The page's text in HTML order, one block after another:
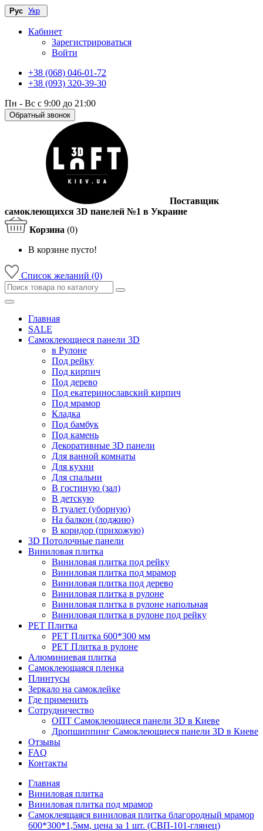
Рус Укр
Кабинет
Зарегистрироваться
Войти
+38 (068) 046-01-72
+38 (093) 320-39-30
Пн - Вс с 9:00 до 21:00
Обратный звонок
Поставщик
самоклеющихся 3D панелей №1 в Украине
Корзина (0)
В корзине пусто!
Список желаний (0)
Главная
SALE
Самоклеющиеся панели 3D
в Рулоне
Под рейку
Под кирпич
Под дерево
Под екатеринославский кирпич
Под мрамор
Кладка
Под бамбук
Под камень
Декоративные 3D панели
Для ванной комнаты
Для кухни
Для спальни
В гостиную (зал)
В детскую
В туалет (уборную)
На балкон (лоджию)
В коридор (прихожую)
3D Потолочные панели
Виниловая плитка
Виниловая плитка под рейку
Виниловая плитка под мрамор
Виниловая плитка под дерево
Виниловая плитка в рулоне
Виниловая плитка в рулоне напольная
Виниловая плитка в рулоне под рейку
PET Плитка
PET Плитка 600*300 мм
PET Плитка в рулоне
Алюминиевая плитка
Самоклеющаяся пленка
Плинтусы
Зеркало на самоклейке
Где применить
Сотрудничество
ОПТ Самоклеющиеся панели 3D в Киеве
Дропшиппинг Самоклеющиеся панели 3D в Киеве
Отзывы
FAQ
Контакты
Главная
Виниловая плитка
Виниловая плитка под мрамор
Самоклеящаяся виниловая плитка благородный мрамор
600*300*1,5мм, цена за 1 шт. (СВП-101-глянец)